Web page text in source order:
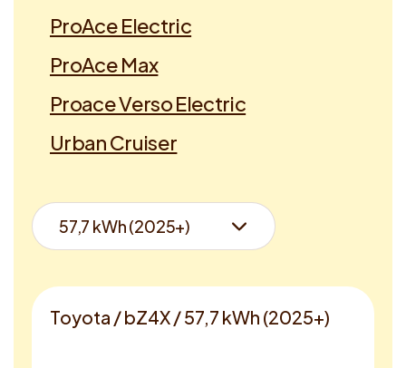
ProAce Electric
ProAce Max
Proace Verso Electric
Urban Cruiser
Toyota / bZ4X / 57,7 kWh (2025+)